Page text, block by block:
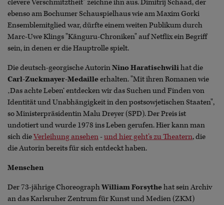
clevere Verschmitztheit" zeichne ihn aus. Dimitrij Schaad, der
ebenso am Bochumer Schauspielhaus wie am Maxim Gorki
Ensemblemitglied war, dürfte einem weiten Publikum durch
Marc-Uwe Klings "Känguru-Chroniken" auf Netflix ein Begriff
sein, in denen er die Hauptrolle spielt.
Die deutsch-georgische AutorinNino Haratischwilihat die
Carl-Zuckmayer-Medailleerhalten. "Mit ihren Romanen wie
‚Das achte Leben‘ entdecken wir das Suchen und Finden von
Identität und Unabhängigkeit in den postsowjetischen Staaten",
so Ministerpräsidentin Malu Dreyer (SPD). Der Preis ist
undotiert und wurde 1978 ins Leben gerufen. Hier kann man
sich dieVerleihung ansehen-und hier geht’s zu Theatern, die
die Autorin bereits für sich entdeckt haben.
Menschen
Der 73-jährige ChoreographWilliam Forsythehat sein Archiv
an das Karlsruher Zentrum für Kunst und Medien (ZKM)